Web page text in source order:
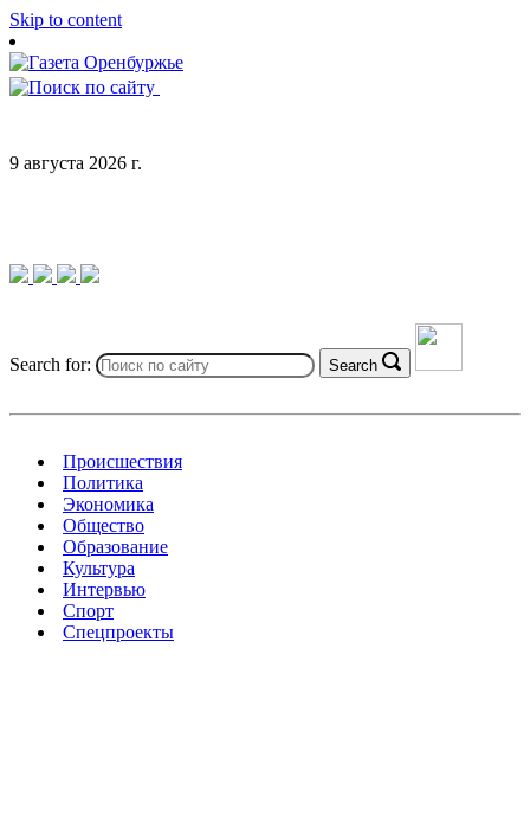
Skip to content
9 августа 2026 г.
Search for: Search
Происшествия
Политика
Экономика
Общество
Образование
Культура
Интервью
Спорт
Спецпроекты